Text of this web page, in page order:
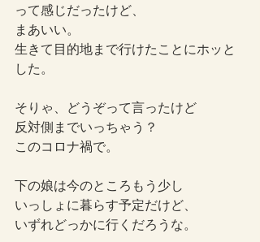
って感じだったけど、
まあいい。
生きて目的地まで行けたことにホッと
した。
そりゃ、どうぞって言ったけど
反対側までいっちゃう？
このコロナ禍で。
下の娘は今のところもう少し
いっしょに暮らす予定だけど、
いずれどっかに行くだろうな。